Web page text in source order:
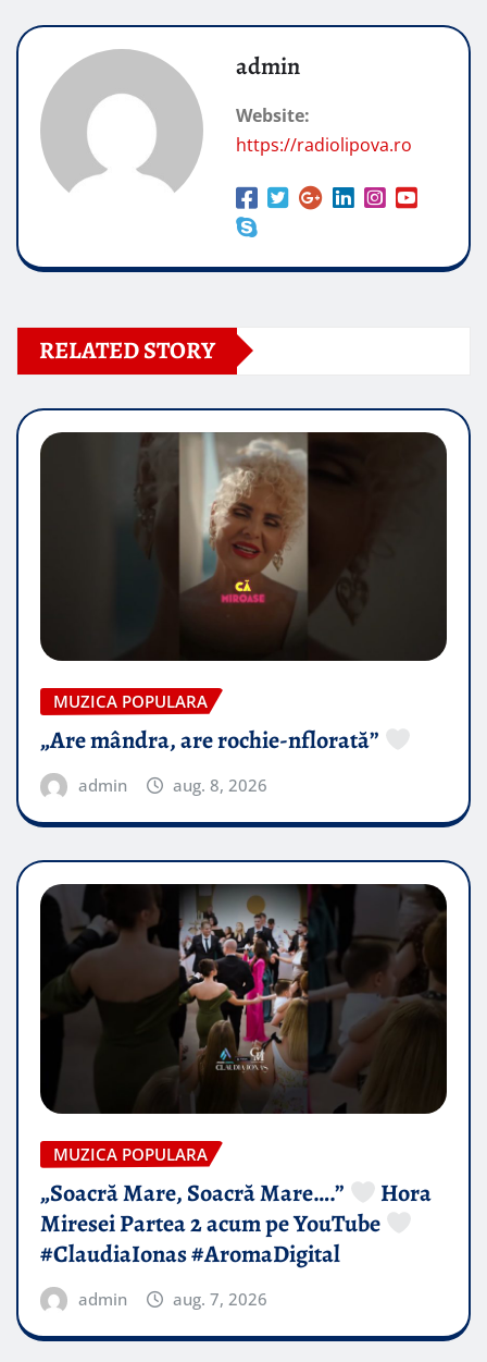
admin
Website:
https://radiolipova.ro
RELATED STORY
MUZICA POPULARA
„Are mândra, are rochie-nflorată”
admin aug. 8, 2026
MUZICA POPULARA
„Soacră Mare, Soacră Mare….”
Hora
Miresei Partea 2 acum pe YouTube
#ClaudiaIonas #AromaDigital
admin aug. 7, 2026